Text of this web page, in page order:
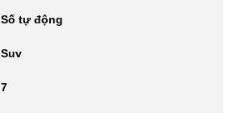
Số tự động
Suv
7